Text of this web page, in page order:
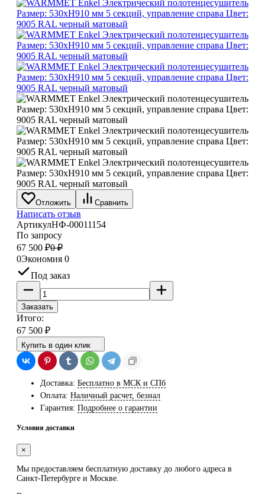
Отложить Сравнить
Написать отзыв
АртикулНФ-00011154
По запросу
67 500 ₽0 ₽
0Экономия 0
Под заказ
Заказать
Итого:
67 500 ₽
Купить в один клик
Доставка: Бесплатно в МСК и СПб
Оплата: Наличный расчет, безнал
Гарантия: Подробнее о гарантии
Условия доставки
×
Мы предоставляем бесплатную доставку до любого адреса в
Санкт-Петербурге и Москве.